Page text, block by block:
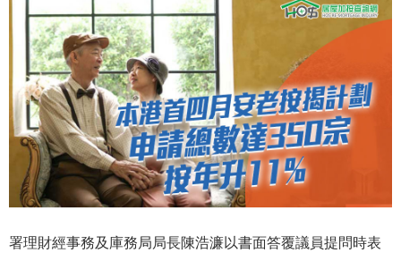
署理財經事務及庫務局局長陳浩濂以書面答覆議員提問時表